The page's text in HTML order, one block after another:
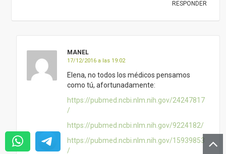
Gran respuesta, Marta Villen.
ANTONIO FTH
Porqué este estudio no aparece en las
China”. Su autor es un científico reconocido.
Es la investigación más importante jamás
hecha sobre nutrición, y en especial sobre la